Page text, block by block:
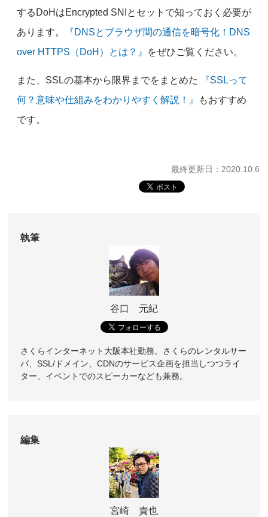
するDoHはEncrypted SNIとセットで知っておく必要が
あります。
『DNSとブラウザ間の通信を暗号化！DNS
over HTTPS（DoH）とは？』
をぜひご覧ください。
また、SSLの基本から限界までをまとめた
『SSLって
何？意味や仕組みをわかりやすく解説！』
もおすすめ
です。
最終更新日：2020.10.6
執筆
谷口 元紀
さくらインターネット大阪本社勤務。さくらのレンタルサー
バ、SSL/ドメイン、CDNのサービス企画を担当しつつライ
ター、イベントでのスピーカーなども兼務。
編集
宮崎 貴也